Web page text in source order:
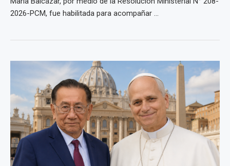
2026-PCM, fue habilitada para acompañar ...